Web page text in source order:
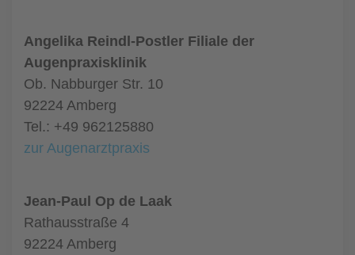
Angelika Reindl-Postler Filiale der
Augenpraxisklinik
Ob. Nabburger Str. 10
92224 Amberg
Tel.: +49 962125880
zur Augenarztpraxis
Jean-Paul Op de Laak
Rathausstraße 4
92224 Amberg